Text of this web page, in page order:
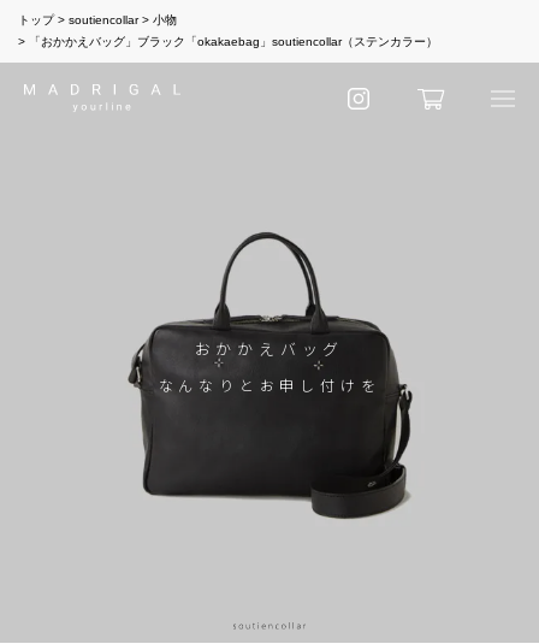
トップ soutiencollar
小物
「おかかえバッグ」ブラック「okakaebag」soutiencollar（ステンカラー）
おかかえバッグ
なんなりとお申し付けを